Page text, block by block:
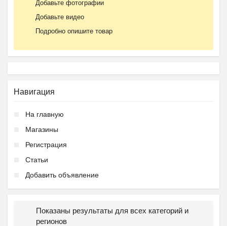
Добавьте фотографии
Добавьте видео
Подробно опишите товар
Навигация
На главную
Магазины
Регистрация
Статьи
Добавить объявление
Показаны результаты для всех категорий и
регионов